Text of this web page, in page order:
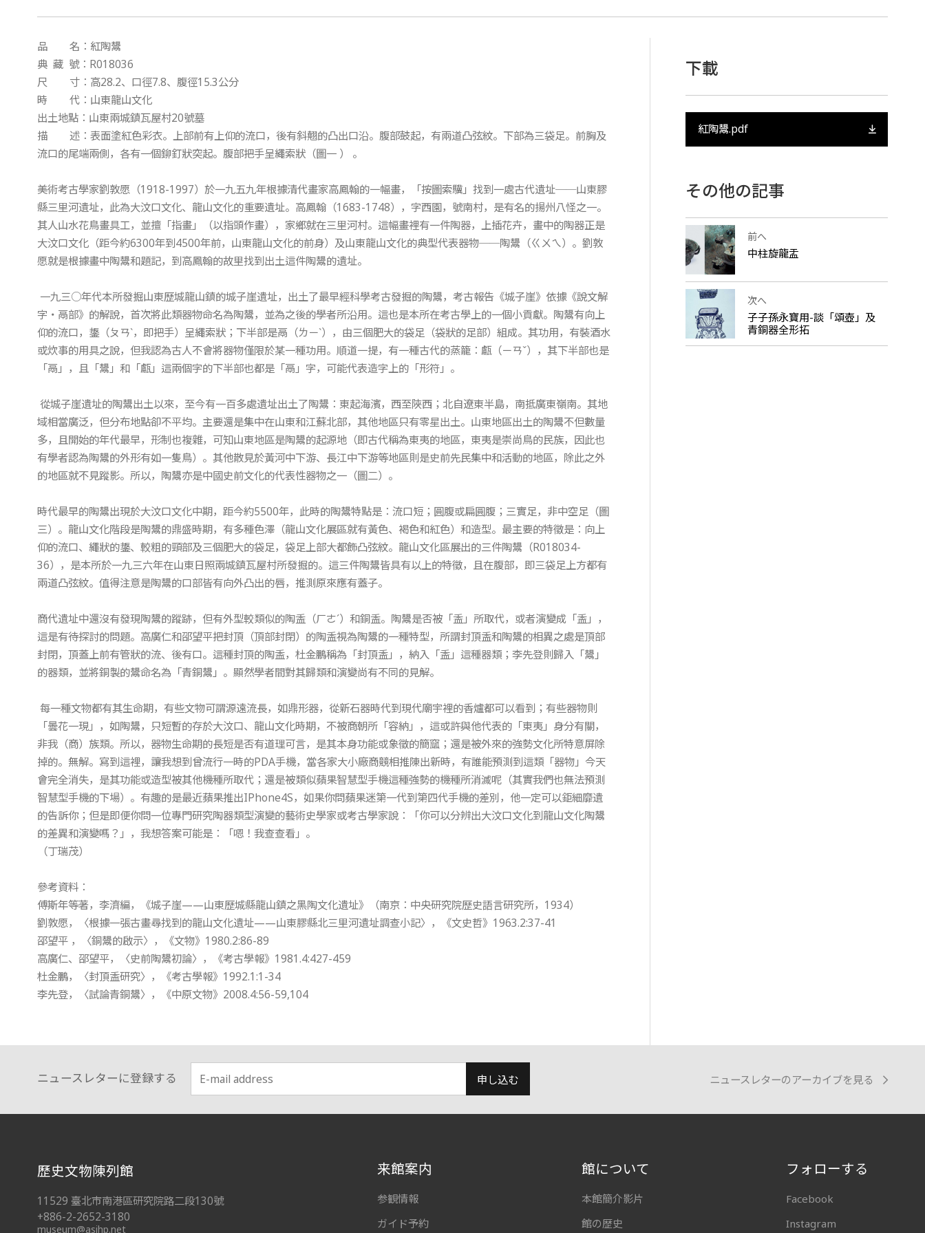
品 名：紅陶鬹
典 藏 號：R018036
尺 寸：高28.2、口徑7.8、腹徑15.3公分
時 代：山東龍山文化
出土地點：山東兩城鎮瓦屋村20號墓
描 述：表面塗紅色彩衣。上部前有上仰的流口，後有斜翹的凸出口沿。腹部鼓起，有兩道凸弦紋。下部為三袋足。前胸及
流口的尾端兩側，各有一個鉚釘狀突起。腹部把手呈繩索狀（圖一 ） 。
美術考古學家劉敦愿（1918-1997）於一九五九年根據清代畫家高鳳翰的一幅畫，「按圖索驥」找到一處古代遺址──山東膠
縣三里河遺址，此為大汶口文化、龍山文化的重要遺址。高鳳翰（1683-1748），字西園，號南村，是有名的揚州八怪之一。
其人山水花鳥畫具工，並擅「指畫」（以指頭作畫），家鄉就在三里河村。這幅畫裡有一件陶器，上插花卉，畫中的陶器正是
大汶口文化（距今約6300年到4500年前，山東龍山文化的前身）及山東龍山文化的典型代表器物──陶鬹（ㄍㄨㄟ）。劉敦
愿就是根據畫中陶鬹和題記，到高鳳翰的故里找到出土這件陶鬹的遺址。
一九三○年代本所發掘山東歷城龍山鎮的城子崖遺址，出土了最早經科學考古發掘的陶鬹，考古報告《城子崖》依據《說文解
字‧鬲部》的解說，首次將此類器物命名為陶鬹，並為之後的學者所沿用。這也是本所在考古學上的一個小貢獻。陶鬹有向上
仰的流口，鋬（ㄆㄢˋ，即把手）呈繩索狀；下半部是鬲（ㄌㄧˋ），由三個肥大的袋足（袋狀的足部）組成。其功用，有裝酒水
或炊事的用具之說，但我認為古人不會將器物僅限於某一種功用。順道一提，有一種古代的蒸籠：甗（ㄧㄢˇ），其下半部也是
「鬲」，且「鬹」和「甗」這兩個字的下半部也都是「鬲」字，可能代表造字上的「形符」。
從城子崖遺址的陶鬹出土以來，至今有一百多處遺址出土了陶鬹：東起海濱，西至陜西；北自遼東半島，南抵廣東嶺南。其地
域相當廣泛，但分布地點卻不平均。主要還是集中在山東和江蘇北部，其他地區只有零星出土。山東地區出土的陶鬹不但數量
多，且開始的年代最早，形制也複雜，可知山東地區是陶鬹的起源地（即古代稱為東夷的地區，東夷是崇尚鳥的民族，因此也
有學者認為陶鬹的外形有如一隻鳥）。其他散見於黃河中下游、長江中下游等地區則是史前先民集中和活動的地區，除此之外
的地區就不見蹤影。所以，陶鬹亦是中國史前文化的代表性器物之一（圖二）。
時代最早的陶鬹出現於大汶口文化中期，距今約5500年，此時的陶鬹特點是：流口短；圓腹或扁圓腹；三實足，非中空足（圖
三）。龍山文化階段是陶鬹的鼎盛時期，有多種色澤（龍山文化展區就有黃色、褐色和紅色）和造型。最主要的特徵是：向上
仰的流口、繩狀的鋬、較粗的頸部及三個肥大的袋足，袋足上部大都飾凸弦紋。龍山文化區展出的三件陶鬹（R018034-
36），是本所於一九三六年在山東日照兩城鎮瓦屋村所發掘的。這三件陶鬹皆具有以上的特徵，且在腹部，即三袋足上方都有
兩道凸弦紋。值得注意是陶鬹的口部皆有向外凸出的唇，推測原來應有蓋子。
商代遺址中還沒有發現陶鬹的蹤跡，但有外型較類似的陶盉（ㄏㄜˊ）和銅盉。陶鬹是否被「盉」所取代，或者演變成「盉」，
這是有待探討的問題。高廣仁和邵望平把封頂（頂部封閉）的陶盉視為陶鬹的一種特型，所謂封頂盉和陶鬹的相異之處是頂部
封閉，頂蓋上前有管狀的流、後有口。這種封頂的陶盉，杜金鵬稱為「封頂盉」，納入「盉」這種器類；李先登則歸入「鬹」
的器類，並將銅製的鬹命名為「青銅鬹」。顯然學者間對其歸類和演變尚有不同的見解。
每一種文物都有其生命期，有些文物可謂源遠流長，如鼎形器，從新石器時代到現代廟宇裡的香爐都可以看到；有些器物則
「曇花一現」，如陶鬹，只短暫的存於大汶口、龍山文化時期，不被商朝所「容納」，這或許與他代表的「東夷」身分有關，
非我（商）族類。所以，器物生命期的長短是否有道理可言，是其本身功能或象徵的簡窳；還是被外來的強勢文化所特意屏除
掉的。無解。寫到這裡，讓我想到曾流行一時的PDA手機，當各家大小廠商競相推陳出新時，有誰能預測到這類「器物」今天
會完全消失，是其功能或造型被其他機種所取代；還是被類似蘋果智慧型手機這種強勢的機種所消滅呢（其實我們也無法預測
智慧型手機的下場）。有趣的是最近蘋果推出IPhone4S，如果你問蘋果迷第一代到第四代手機的差別，他一定可以鉅細靡遺
的告訴你；但是即便你問一位專門研究陶器類型演變的藝術史學家或考古學家說：「你可以分辨出大汶口文化到龍山文化陶鬹
的差異和演變嗎？」，我想答案可能是：「嗯！我查查看」。
（丁瑞茂）
參考資料：
傅斯年等著，李濟編，《城子崖——山東歷城縣龍山鎮之黑陶文化遺址》（南京：中央研究院歷史語言研究所，1934）
劉敦愿，〈根據一張古畫尋找到的龍山文化遺址——山東膠縣北三里河遺址調查小記〉，《文史哲》1963.2:37-41
邵望平 ，〈銅鬹的啟示〉，《文物》1980.2:86-89
高廣仁、邵望平，〈史前陶鬹初論〉，《考古學報》1981.4:427-459
杜金鵬，〈封頂盉研究〉，《考古學報》1992.1:1-34
李先登，〈試論青銅鬹〉，《中原文物》2008.4:56-59,104
下載
紅陶鬹.pdf
その他の記事
前へ
中柱旋龍盂
次へ
子子孫永寶用-談「頌壺」及
青銅器全形拓
ニュースレターに登録する 申し込む ニュースレターのアーカイブを見る
:::
歷史文物陳列館
11529 臺北市南港區研究院路二段130號
+886-2-2652-3180
museum@asihp.net
来館案内
参観情報
ガイド予約
館について
本館簡介影片
館の歴史
フォローする
Facebook
Instagram